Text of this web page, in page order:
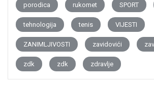
porodica rukomet SPORT
tehnologija tenis VIJESTI
ZANIMLJIVOSTI zavidovići
zdk zdk zdravlje